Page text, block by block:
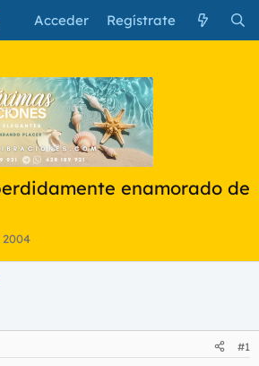
Acceder Regístrate
enamorado de
2004
#1